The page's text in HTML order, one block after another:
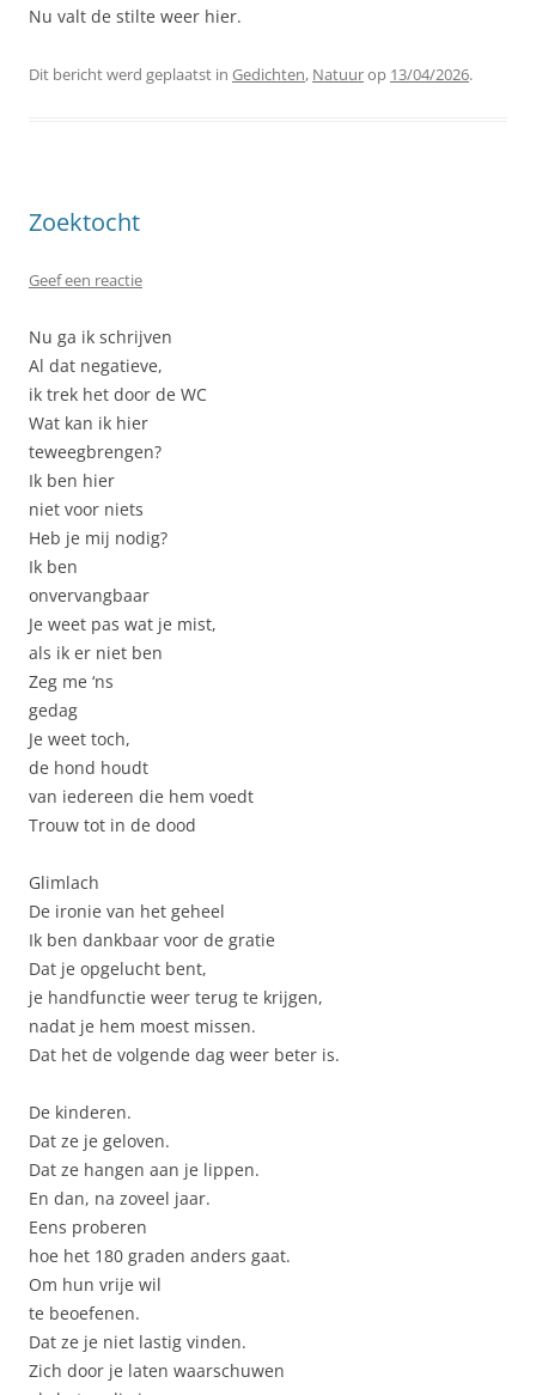
Nu valt de stilte weer hier.
Dit bericht werd geplaatst in Gedichten, Natuurop 13/04/2026.
Zoektocht
Geef een reactie
Nu ga ik schrijven
Al dat negatieve,
ik trek het door de WC
Wat kan ik hier
teweegbrengen?
Ik ben hier
niet voor niets
Heb je mij nodig?
Ik ben
onvervangbaar
Je weet pas wat je mist,
als ik er niet ben
Zeg me ‘ns
gedag
Je weet toch,
de hond houdt
van iedereen die hem voedt
Trouw tot in de dood
Glimlach
De ironie van het geheel
Ik ben dankbaar voor de gratie
Dat je opgelucht bent,
je handfunctie weer terug te krijgen,
nadat je hem moest missen.
Dat het de volgende dag weer beter is.
De kinderen.
Dat ze je geloven.
Dat ze hangen aan je lippen.
En dan, na zoveel jaar.
Eens proberen
hoe het 180 graden anders gaat.
Om hun vrije wil
te beoefenen.
Dat ze je niet lastig vinden.
Zich door je laten waarschuwen